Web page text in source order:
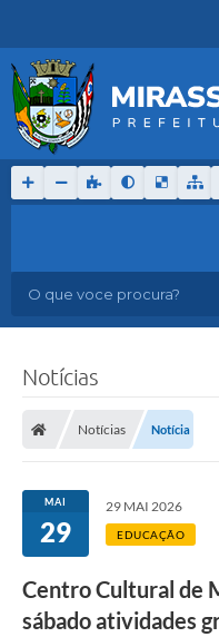
O que voce procura?
Notícias
Notícias Notícia
MAI
29
29 MAI 2026
EDUCAÇÃO
Centro Cultural de
sábado atividades